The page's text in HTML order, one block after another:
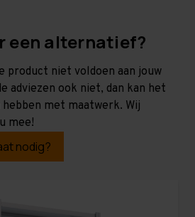
een alternatief?
product niet voldoen aan jouw
adviezen ook niet, dan kan het
met maatwerk. Wij
mee!
nodig?